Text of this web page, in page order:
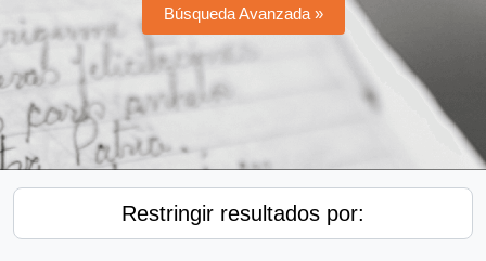
Búsqueda Avanzada »
Restringir resultados por: